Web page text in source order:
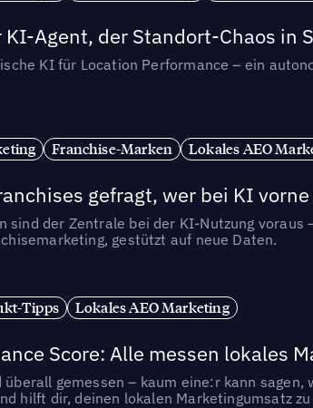
KI-Agent, der Standort-Chaos in
KI für Location Performance – ein
Franchise-Marken Lokales AEO
gefragt, wer bei KI
sind der Zentrale bei der KI-Nutzung
gestützt auf neue Daten.
Tipps Lokales AEO Marketing
Score: Alle messen lokales
gemessen – kaum eine:r kann
hilft dir, deinen lokalen Marketingumsatz